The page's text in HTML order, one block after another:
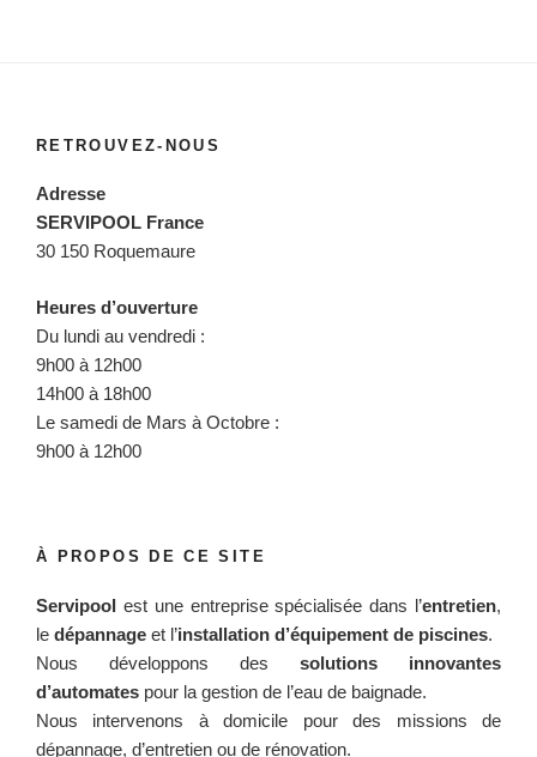
RETROUVEZ-NOUS
Adresse
SERVIPOOL France
30 150 Roquemaure
Heures d’ouverture
Du lundi au vendredi :
9h00 à 12h00
14h00 à 18h00
Le samedi de Mars à Octobre :
9h00 à 12h00
À PROPOS DE CE SITE
Servipool est une entreprise spécialisée dans l’entretien,
le dépannage et l’installation d’équipement de piscines.
Nous développons des solutions innovantes
d’automates pour la gestion de l’eau de baignade.
Nous intervenons à domicile pour des missions de
dépannage, d’entretien ou de rénovation.